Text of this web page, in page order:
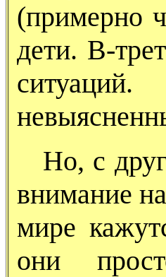
(примерно
дети. В-
Но, с
внимание
мире
они